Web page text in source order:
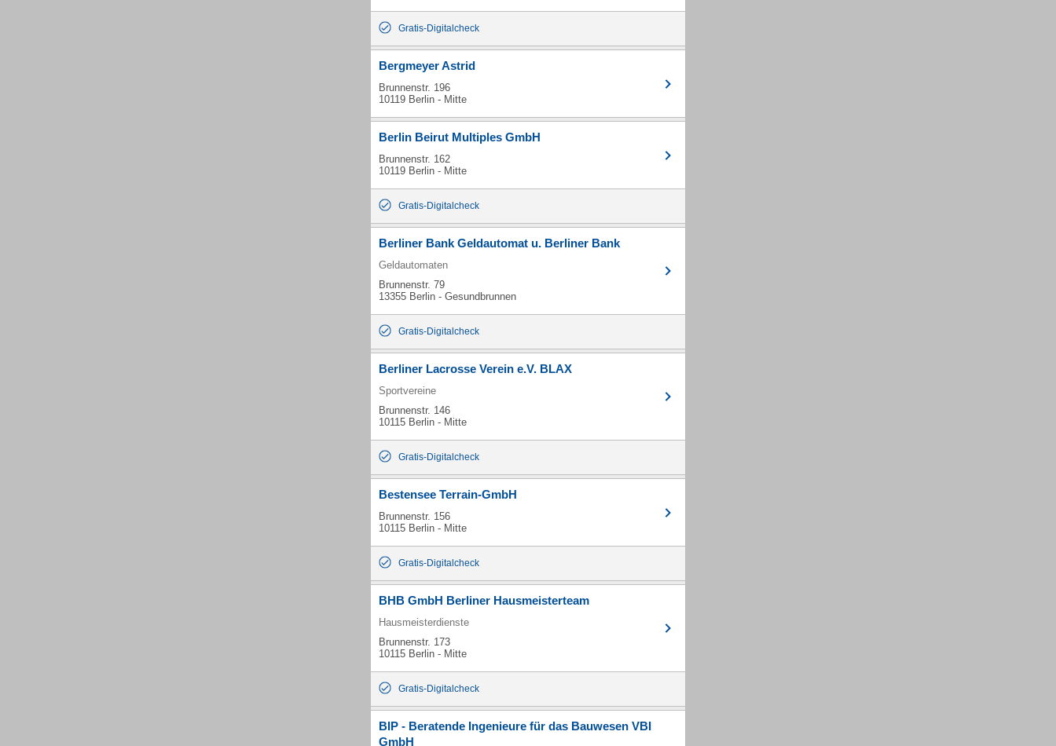
Gratis-Digitalcheck
Bergmeyer Astrid
Brunnenstr. 196
10119 Berlin - Mitte
Berlin Beirut Multiples GmbH
Brunnenstr. 162
10119 Berlin - Mitte
Gratis-Digitalcheck
Berliner Bank Geldautomat u. Berliner Bank
Geldautomaten
Brunnenstr. 79
13355 Berlin - Gesundbrunnen
Gratis-Digitalcheck
Berliner Lacrosse Verein e.V. BLAX
Sportvereine
Brunnenstr. 146
10115 Berlin - Mitte
Gratis-Digitalcheck
Bestensee Terrain-GmbH
Brunnenstr. 156
10115 Berlin - Mitte
Gratis-Digitalcheck
BHB GmbH Berliner Hausmeisterteam
Hausmeisterdienste
Brunnenstr. 173
10115 Berlin - Mitte
Gratis-Digitalcheck
BIP - Beratende Ingenieure für das Bauwesen VBI
GmbH